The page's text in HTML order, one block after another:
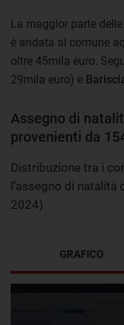
La maggior parte
è andata al comune
oltre 45mila euro.
29mila euro) e
Assegno di
provenienti da
Distribuzione tra i
l’assegno di natalità
2024)
GRAFICO